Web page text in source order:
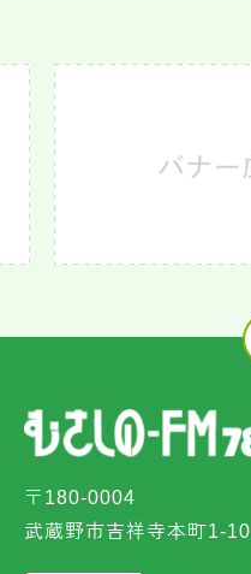
〒180-0004
武蔵野市吉祥寺本町1-